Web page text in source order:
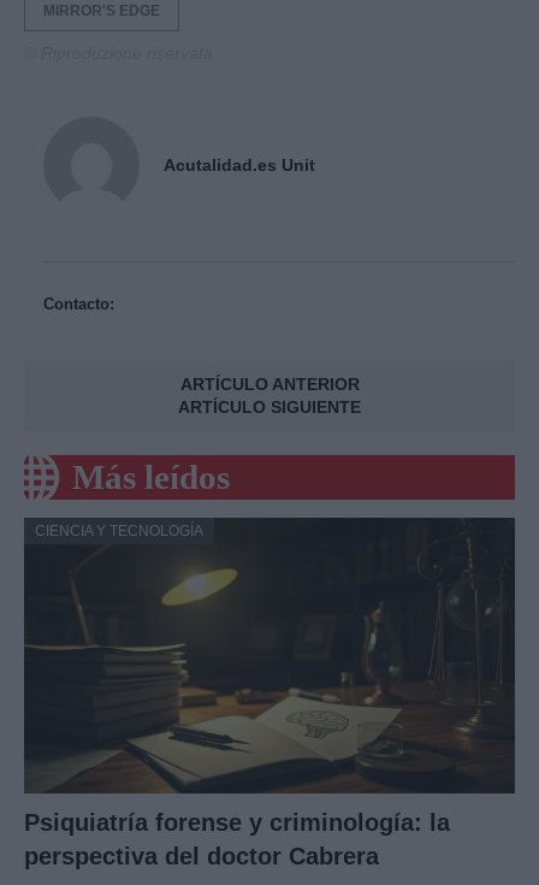
MIRROR'S EDGE
Acutalidad.es Unit
Contacto:
ARTÍCULO ANTERIOR
ARTÍCULO SIGUIENTE
Más leídos
CIENCIA Y TECNOLOGÍA
Psiquiatría forense y criminología: la
perspectiva del doctor Cabrera